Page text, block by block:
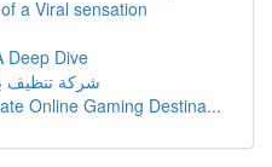
a Viral sensation
Deep Dive
شركة تنظيف
Online Gaming Destina...